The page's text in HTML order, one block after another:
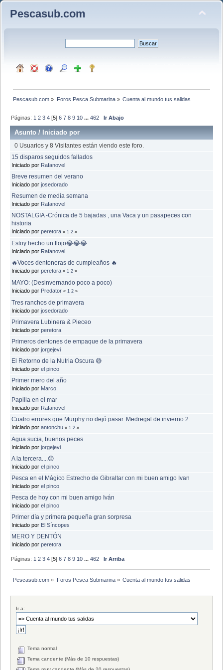
Pescasub.com
Pescasub.com » Foros Pesca Submarina» Cuenta al mundo tus salidas
Páginas: 1 2 3 4 [5]6 7 8 9 10 ...462 Ir Abajo
Asunto /Iniciado por
0 Usuarios y 8 Visitantes están viendo este foro.
15 disparos seguidos fallados
Iniciado por Rafanovel
Breve resumen del verano
Iniciado por josedorado
Resumen de media semana
Iniciado por Rafanovel
NOSTALGIA -Crónica de 5 bajadas , una Vaca y un pasapeces con
historia
Iniciado por peretora « 1 2 »
Estoy hecho un flojo😂😂😂
Iniciado por Rafanovel
🔥Voces dentoneras de cumpleaños 🔥
Iniciado por peretora « 1 2 »
MAYO: (Desinvernando poco a poco)
Iniciado por Predator « 1 2 »
Tres ranchos de primavera
Iniciado por josedorado
Primavera Lubinera & Pieceo
Iniciado por peretora
Primeros dentones de empaque de la primavera
Iniciado por jorgejevi
El Retorno de la Nutria Oscura 😅
Iniciado por el pinco
Primer mero del año
Iniciado por Marco
Papilla en el mar
Iniciado por Rafanovel
Cuatro errores que Murphy no dejó pasar. Medregal de invierno 2.
Iniciado por antonchu « 1 2 »
Agua sucia, buenos peces
Iniciado por jorgejevi
A la tercera....😞
Iniciado por el pinco
Pesca en el Mágico Estrecho de Gibraltar con mi buen amigo Ivan
Iniciado por el pinco
Pesca de hoy con mi buen amigo Iván
Iniciado por el pinco
Primer día y primera pequeña gran sorpresa
Iniciado por El Síncopes
MERO Y DENTÓN
Iniciado por peretora
Páginas: 1 2 3 4 [5]6 7 8 9 10 ...462 Ir Arriba
Pescasub.com » Foros Pesca Submarina» Cuenta al mundo tus salidas
Ir a:
Tema normal
Tema candente (Más de 10 respuestas)